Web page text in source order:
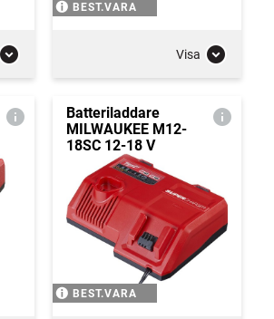
BEST.VARA
Visa
Batteriladdare
MILWAUKEE M12-
18SC 12-18 V
BEST.VARA